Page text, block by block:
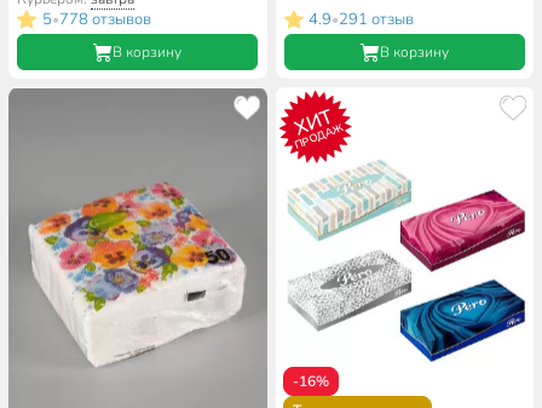
5•778 отзывов
В корзину
4.9•291 отзыв
В корзину
ХИТ
ПРОДАЖ
-16%